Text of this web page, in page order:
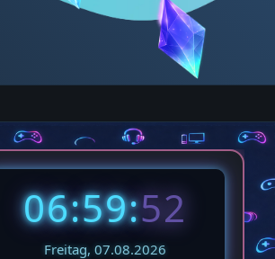
06:59:55
Freitag, 07.08.2026